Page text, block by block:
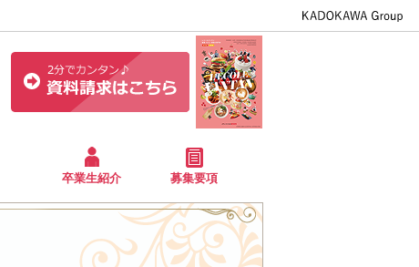
卒業生紹介 募集要項